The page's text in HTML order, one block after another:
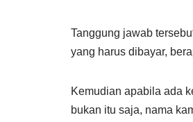
Tanggung jawab
yang harus dibayar,
Kemudian apabila ada
bukan itu saja, nama